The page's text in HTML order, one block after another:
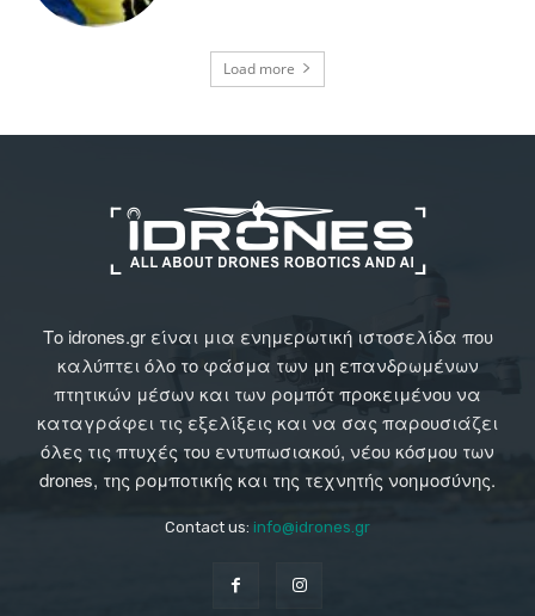
Load more
Το idrones.gr είναι μια ενημερωτική ιστοσελίδα που
καλύπτει όλο το φάσμα των μη επανδρωμένων
πτητικών μέσων και των ρομπότ προκειμένου να
καταγράφει τις εξελίξεις και να σας παρουσιάζει
όλες τις πτυχές του εντυπωσιακού, νέου κόσμου των
drones, της ρομποτικής και της τεχνητής νοημοσύνης.
Contact us: info@idrones.gr